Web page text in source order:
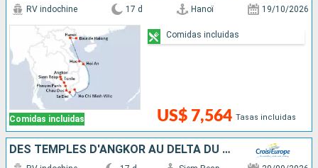
Comidas incluidas
RV indochine 17 d Hanoï 19/10/2026
US$ 7,564 Tasas incluidas
Comidas incluidas
DES TEMPLES D'ANGKOR AU DELTA DU MÉKONG, LES VILLES IMPÉRIALES, HANOÏ ET LA BAIE D'ALONG